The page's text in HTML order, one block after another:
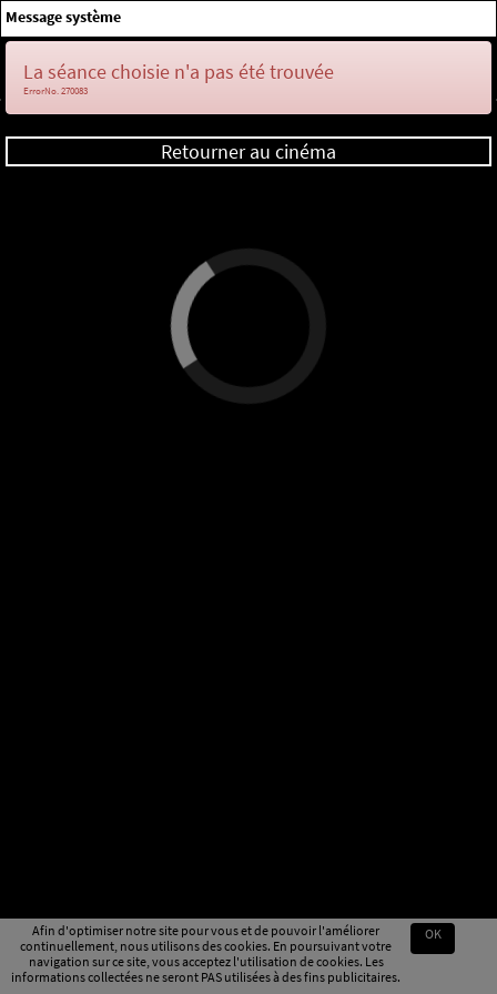
Afin d'optimiser notre site pour vous et de pouvoir l'améliorer
continuellement, nous utilisons des cookies. En poursuivant votre
navigation sur ce site, vous acceptez l'utilisation de cookies. Les
informations collectées ne seront PAS utilisées à des fins publicitaires.
OK
Message système
La séance choisie n'a pas été trouvée
ErrorNo. 270083
Retourner au cinéma